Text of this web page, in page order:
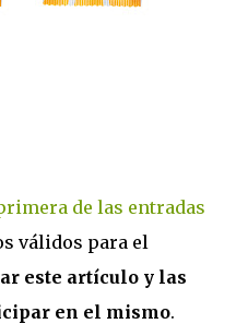
de las entradas
válidos para el
este artículo y las
en el mismo.